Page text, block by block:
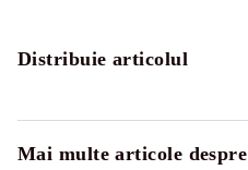
Distribuie articolul
Mai multe articole despre